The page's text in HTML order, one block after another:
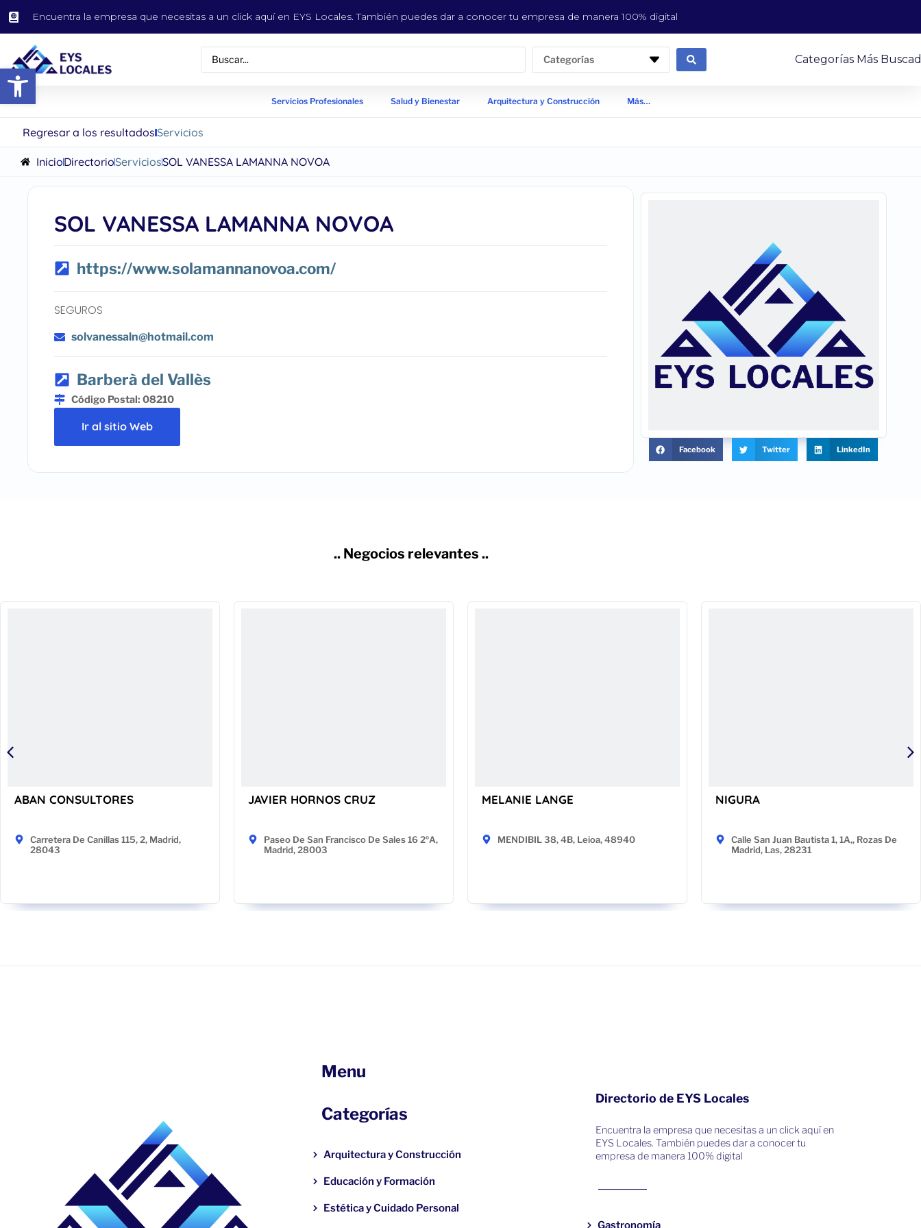
Abrir barra de herramientas
Encuentra la empresa que necesitas a un click aquí en EYS Locales. También puedes dar a conocer tu empresa de manera 100% digital
Categorías Categorías Más
Servicios Profesionales Salud y Bienestar Arquitectura y Construcción Más…
Regresar a los resultadosServicios
InicioDirectorioServiciosSOL VANESSA LAMANNA NOVOA
SOL VANESSA LAMANNA NOVOA
https://www.solamannanovoa.com/
SEGUROS
solvanessaln@hotmail.com
Barberà del Vallès
Código Postal: 08210
Ir al sitio Web
Facebook Twitter LinkedIn
.. Negocios relevantes ..
ABAN CONSULTORES
Carretera De Canillas 115, 2, Madrid,
28043
JAVIER HORNOS CRUZ
Paseo De San Francisco De Sales 16 2ºA,
Madrid, 28003
MELANIE LANGE
MENDIBIL 38, 4B, Leioa, 48940
NIGURA
Calle San Juan Bautista 1, 1A,, Rozas De
Madrid, Las, 28231
Menu
Categorías
Arquitectura y Construcción
Educación y Formación
Estética y Cuidado Personal
Directorio de EYS Locales
Encuentra la empresa que necesitas a un click aquí en
EYS Locales. También puedes dar a conocer tu
empresa de manera 100% digital
Gastronomía